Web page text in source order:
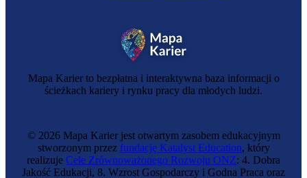
Tapicerka samochodowa
Mapa Karier to bezpłatna i interaktywna baza informacji o
ścieżkach kariery i rynku pracy dla młodych ludzi.
© 2026 Mapa Karier jest otwartym zasobem edukacyjnym
stworzonym przez fundację Katalyst Education, który
realizuje Cele Zrównoważonego Rozwoju ONZ: 4. Dobra
Jakość Edukacji, 8. Wzrost Gospodarczy i Godna Praca oraz